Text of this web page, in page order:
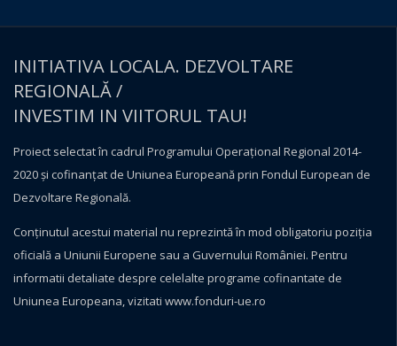
INITIATIVA LOCALA. DEZVOLTARE
REGIONALĂ /
INVESTIM IN VIITORUL TAU!
Proiect selectat în cadrul Programului Operațional Regional 2014-
2020 și cofinanțat de Uniunea Europeană prin Fondul European de
Dezvoltare Regională.
Conţinutul acestui material nu reprezintă în mod obligatoriu poziţia
oficială a Uniunii Europene sau a Guvernului României. Pentru
informatii detaliate despre celelalte programe cofinantate de
Uniunea Europeana, vizitati www.fonduri-ue.ro